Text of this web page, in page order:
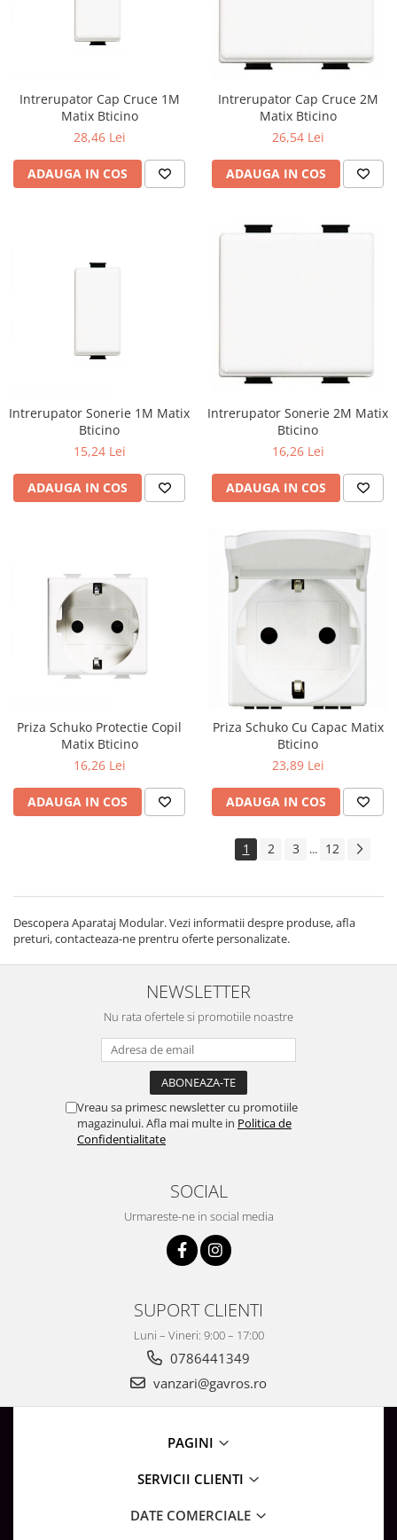
Intrerupator Cap Cruce 1M
Matix Bticino
28,46 Lei
ADAUGA IN COS
Intrerupator Cap Cruce 2M
Matix Bticino
26,54 Lei
ADAUGA IN COS
Intrerupator Sonerie 1M Matix
Bticino
15,24 Lei
ADAUGA IN COS
Intrerupator Sonerie 2M Matix
Bticino
16,26 Lei
ADAUGA IN COS
Priza Schuko Protectie Copil
Matix Bticino
16,26 Lei
ADAUGA IN COS
Priza Schuko Cu Capac Matix
Bticino
23,89 Lei
ADAUGA IN COS
1 2 3 ... 12
Descopera Aparataj Modular. Vezi informatii despre produse, afla
preturi, contacteaza-ne prentru oferte personalizate.
NEWSLETTER
Nu rata ofertele si promotiile noastre
Vreau sa primesc newsletter cu promotiile
magazinului. Afla mai multe in Politica de
Confidentialitate
SOCIAL
Urmareste-ne in social media
SUPORT CLIENTI
Luni – Vineri: 9:00 – 17:00
0786441349
vanzari@gavros.ro
PAGINI
SERVICII CLIENTI
DATE COMERCIALE